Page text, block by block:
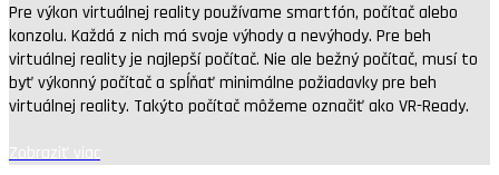
Pre výkon virtuálnej reality používame smartfón, počítač alebo
konzolu. Každá z nich má svoje výhody a nevýhody. Pre beh
virtuálnej reality je najlepší počítač. Nie ale bežný počítač, musí to
byť výkonný počítač a spĺňať minimálne požiadavky pre beh
virtuálnej reality. Takýto počítač môžeme označiť ako VR-Ready.
Zobraziť viac